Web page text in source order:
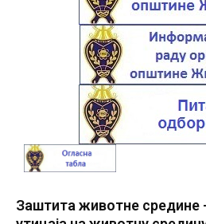
Заштита животне средине